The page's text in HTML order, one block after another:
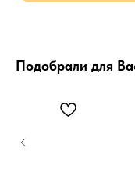
Подобрали для